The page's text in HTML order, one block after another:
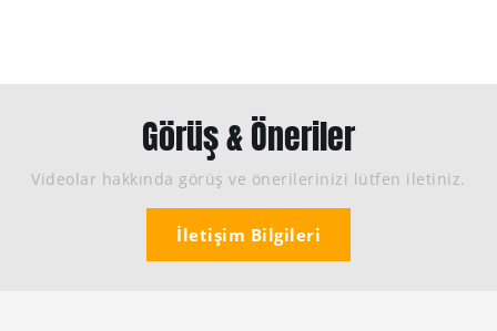
Görüş & Öneriler
Videolar hakkında görüş ve önerilerinizi lütfen iletiniz.
İletişim Bilgileri